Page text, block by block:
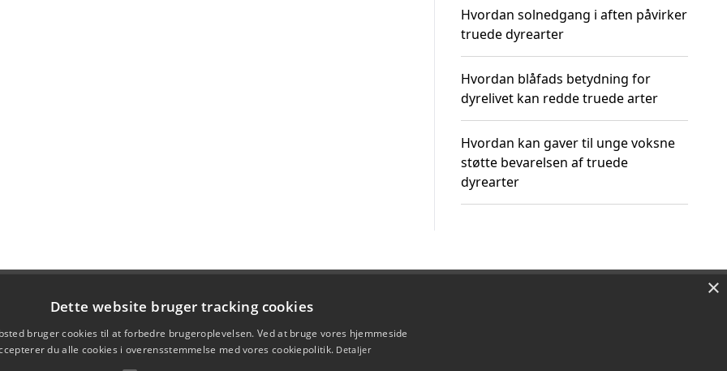
Hvordan solnedgang i aften påvirker
truede dyrearter
Hvordan blåfads betydning for
dyrelivet kan redde truede arter
Hvordan kan gaver til unge voksne
støtte bevarelsen af truede
dyrearter
×
Dette website bruger tracking cookies
bruger cookies til at forbedre brugeroplevelsen. Ved at bruge vores hjemmeside
du alle cookies i overensstemmelse med vores cookiepolitik. Detaljer